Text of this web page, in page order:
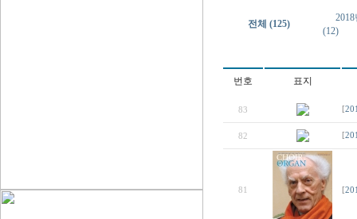
전체 (125)
(12)
번호 표지
83 [
82 [
81 [